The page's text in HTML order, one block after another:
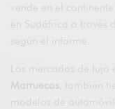
vende en el
en Sudáfrica a través
según el informe.
Los mercados de lujo
Marruecos , también
modelos de